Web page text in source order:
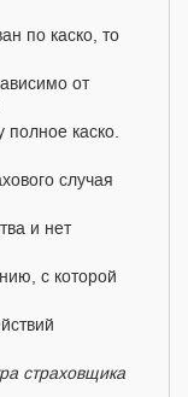
по каско, то
от
полное каско.
случая
и нет
с которой
страховщика